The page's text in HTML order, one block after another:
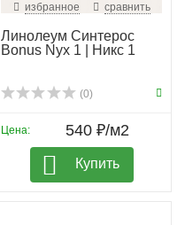
избранное сравнить
Линолеум Синтерос
Bonus Nyx 1 | Никс 1
(0)
Цена: 540 ₽/м2
Купить